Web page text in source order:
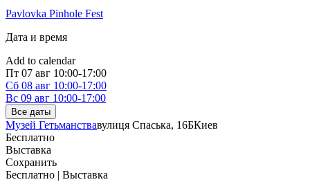
Pavlovka Pinhole Fest
Дата и время
Add to calendar
Пт 07 авг 10:00-17:00
Сб 08 авг 10:00-17:00
Вс 09 авг 10:00-17:00
Все даты
Музей Гетьманствавулиця Спаська, 16БКиев
Бесплатно
Выставка
Сохранить
Бесплатно | Выставка